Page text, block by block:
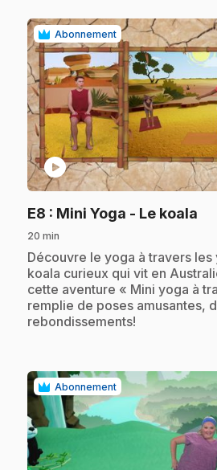
Abonnement
play_circle
E8 : Mini Yoga - Le koala
20 min
.Découvre le yoga à travers
koala curieux qui vit en
cette aventure « Mini yoga à
remplie de poses amusantes,
rebondissements!
Abonnement